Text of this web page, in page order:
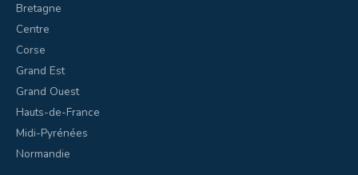
Bretagne
Centre
Corse
Grand Est
Grand Ouest
Hauts-de-France
Midi-Pyrénées
Normandie